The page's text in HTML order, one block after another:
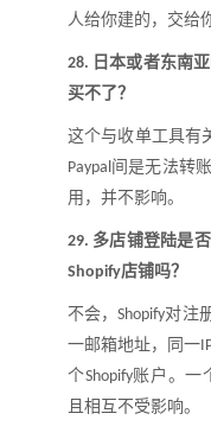
人给你建的，交给
28. 日本或者东南
买不了？
这个与收单工具有
Paypal间是无法转
用，并不影响。
29. 多店铺登陆是
Shopify店铺吗？
不会，Shopify对注
一邮箱地址，同一
个Shopify账户。一
且相互不受影响。